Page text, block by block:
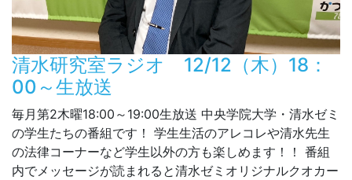
清水研究室ラジオ 12/12（木）18：
00～生放送
毎月第2木曜18:00～19:00生放送 中央学院大学・清水ゼミ
の学生たちの番組です！ 学生生活のアレコレや清水先生
の法律コーナーなど学生以外の方も楽しめます！！ 番組
内でメッセージが読まれると清水ゼミオリジナルクオカー